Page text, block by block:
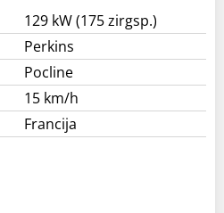
129 kW (175 zirgsp.)
Perkins
Pocline
15 km/h
Francija